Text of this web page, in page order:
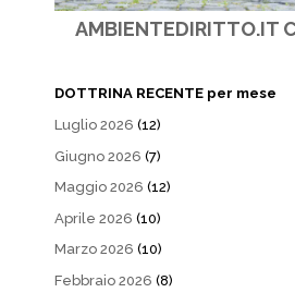
AMBIENTEDIRITTO.IT
DOTTRINA RECENTE per mese
Luglio 2026 (12)
Giugno 2026 (7)
Maggio 2026 (12)
Aprile 2026 (10)
Marzo 2026 (10)
Febbraio 2026 (8)